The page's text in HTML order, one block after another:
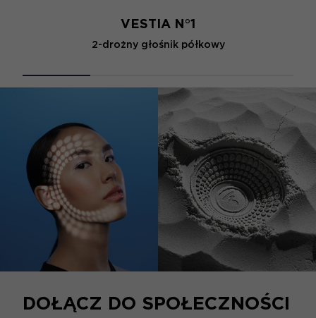
VESTIA N°1
2-drożny głośnik półkowy
DOŁĄCZ DO SPOŁECZNOŚCI